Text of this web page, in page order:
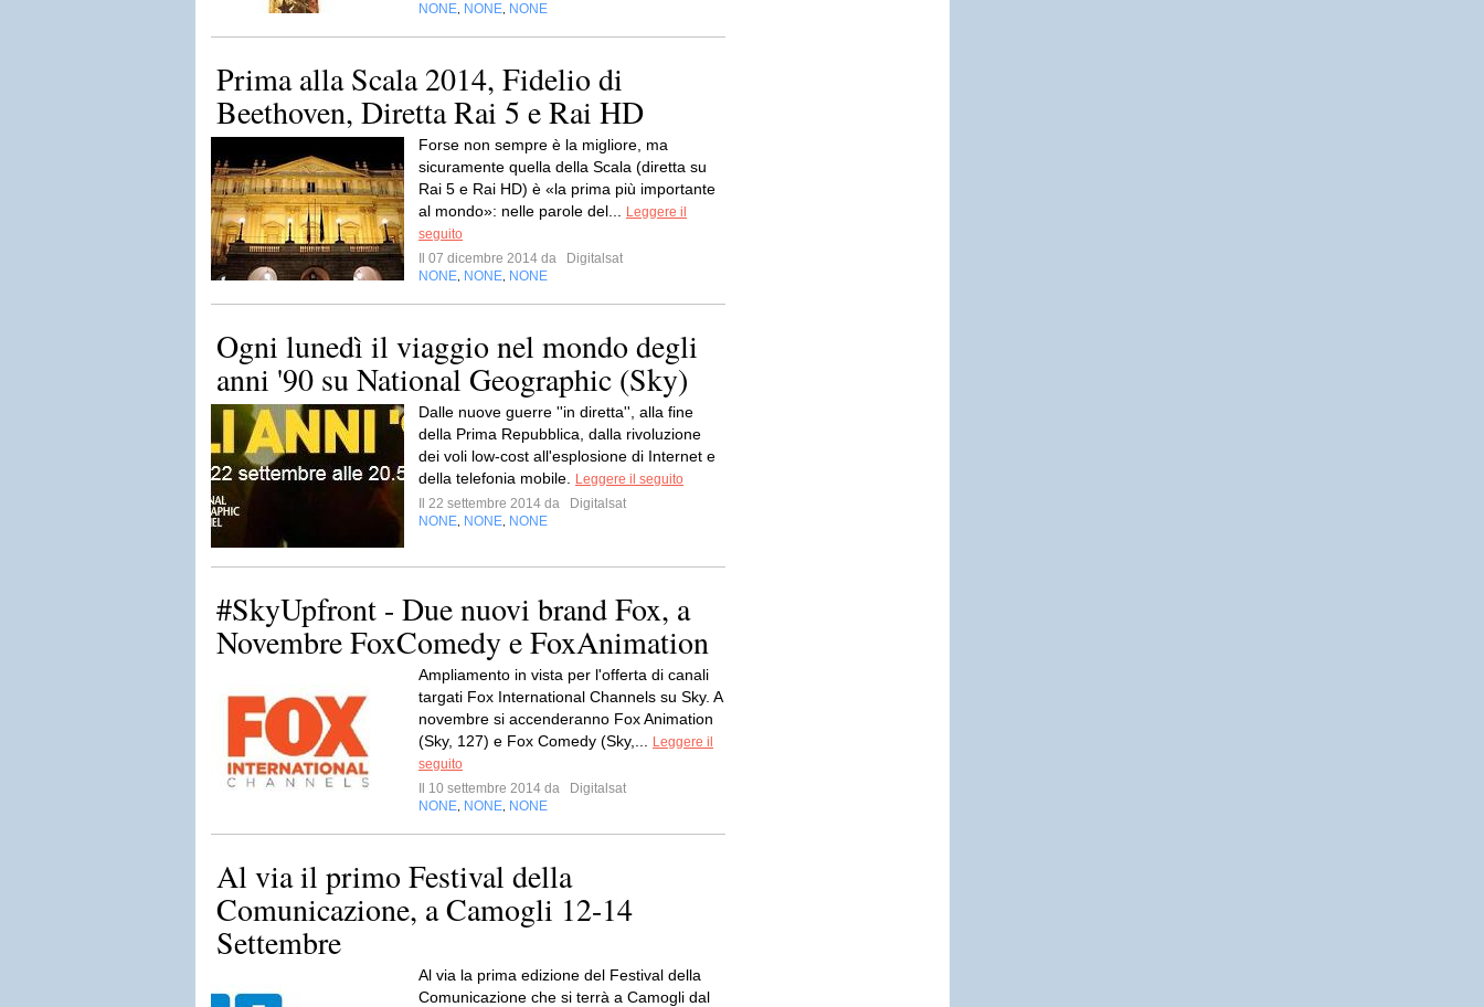
NONE NONE NONE
Prima alla Scala 2014, Fidelio di
Beethoven, Diretta Rai 5 e Rai HD
Forse non sempre è la migliore, ma
sicuramente quella della Scala (diretta su
Rai 5 e Rai HD) è «la prima più importante
al mondo»: nelle parole del...
Leggere il
seguito
Il 07 dicembre 2014 da
Digitalsat
NONE NONE NONE
Ogni lunedì il viaggio nel mondo degli
anni '90 su National Geographic (Sky)
Dalle nuove guerre ''in diretta'', alla fine
della Prima Repubblica, dalla rivoluzione
dei voli low-cost all'esplosione di Internet e
della telefonia mobile.
Leggere il seguito
Il 22 settembre 2014 da
Digitalsat
NONE NONE NONE
#SkyUpfront - Due nuovi brand Fox, a
Novembre FoxComedy e FoxAnimation
Ampliamento in vista per l'offerta di canali
targati Fox International Channels su Sky. A
novembre si accenderanno Fox Animation
(Sky, 127) e Fox Comedy (Sky,...
Leggere il
seguito
Il 10 settembre 2014 da
Digitalsat
NONE NONE NONE
Al via il primo Festival della
Comunicazione, a Camogli 12-14
Settembre
Al via la prima edizione del Festival della
Comunicazione che si terrà a Camogli dal